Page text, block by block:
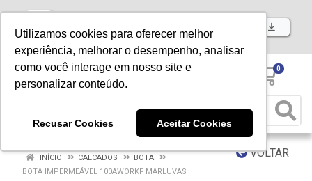
Utilizamos cookies para oferecer melhor
experiência, melhorar o desempenho, analisar
como você interage em nosso site e
personalizar conteúdo.
Recusar Cookies Aceitar Cookies
Baixe já nosso APP
0
VOLTAR
INÍCIO CALCADOS
BOTA
BOTA IMPERMEÁVEL 100AWORKF MARLUVAS